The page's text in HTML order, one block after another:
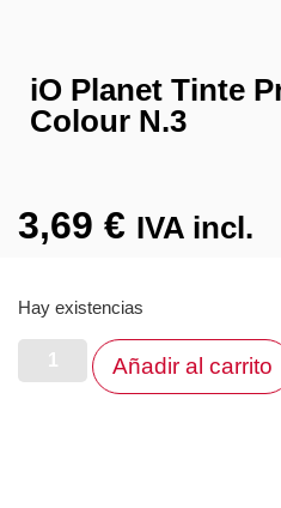
iO Planet Tinte
Colour N.3
3,69 € IVA incl.
Hay existencias
Añadir al carrito